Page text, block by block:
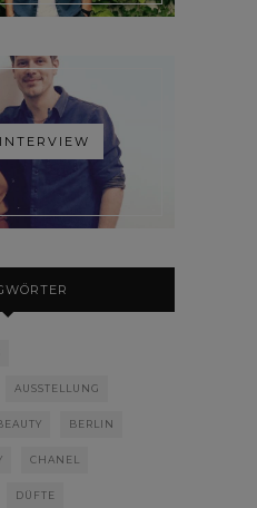
AUSSTELLUNG
BERLIN
CHANEL
DÜFTE